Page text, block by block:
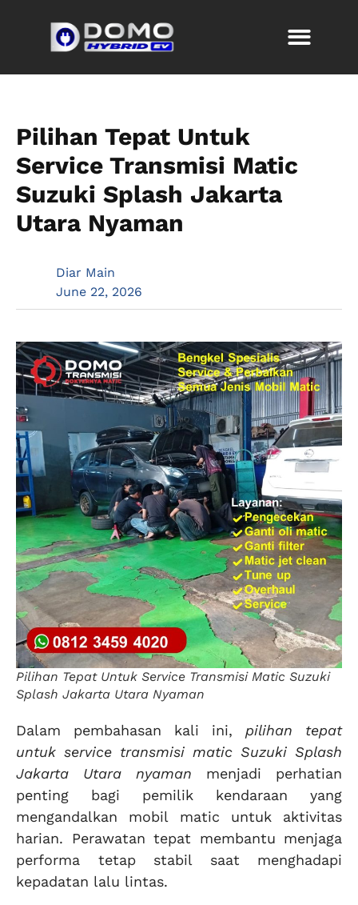
Pilihan Tepat Untuk
Service Transmisi Matic
Suzuki Splash Jakarta
Utara Nyaman
Diar Main
June 22, 2026
Pilihan Tepat Untuk Service Transmisi Matic Suzuki
Splash Jakarta Utara Nyaman
Dalam pembahasan kali ini, pilihan tepat
untuk service transmisi matic Suzuki Splash
Jakarta Utara nyaman menjadi perhatian
penting bagi pemilik kendaraan yang
mengandalkan mobil matic untuk aktivitas
harian. Perawatan tepat membantu menjaga
performa tetap stabil saat menghadapi
kepadatan lalu lintas.